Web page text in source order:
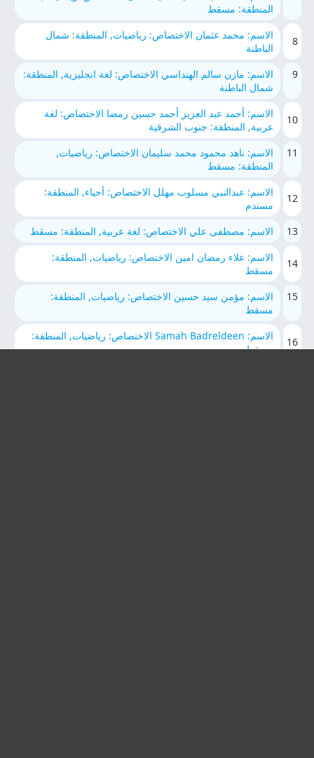
المنطقة: مسقط
8
الاسم: محمد عثمان الاختصاص: رياضيات, المنطقة: شمال
الباطنة
9
الاسم: مازن سالم الهنداسي الاختصاص: لغة انجليزية, المنطقة:
شمال الباطنة
10
الاسم: أحمد عبد العزيز أحمد حسين رمضا الاختصاص: لغة
عربية, المنطقة: جنوب الشرقية
11
الاسم: ناهد محمود محمد سليمان الاختصاص: رياضيات,
المنطقة: مسقط
12
الاسم: عبدالنبي مسلوب مهلل الاختصاص: أحياء, المنطقة:
مسندم
13
الاسم: مصطفى علي الاختصاص: لغة عربية, المنطقة: مسقط
14
الاسم: علاء رمضان امين الاختصاص: رياضيات, المنطقة:
مسقط
15
الاسم: مؤمن سيد حسين الاختصاص: رياضيات, المنطقة:
مسقط
16
الاسم: Samah Badreldeen الاختصاص: رياضيات, المنطقة:
مسقط